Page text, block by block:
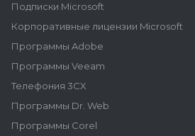
Подписки Microsoft
Корпоративные лицензии Microsoft
Программы Adobe
Программы Veeam
Телефония 3CX
Программы Dr. Web
Программы Corel